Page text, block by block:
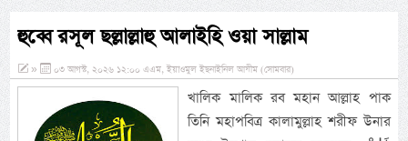
হুব্বে রসূল ছল্লাল্লাহু আলাইহি ওয়া সাল্লাম
» ০৩ আগস্ট, ২০২৬ ১২:০০ এএম, ইয়াওমুল ইছনাইনিল আযীম (সোমবার)
খালিক মালিক রব মহান আল্লাহ পাক
তিনি মহাপবিত্র কালামুল্লাহ শরীফ উনার